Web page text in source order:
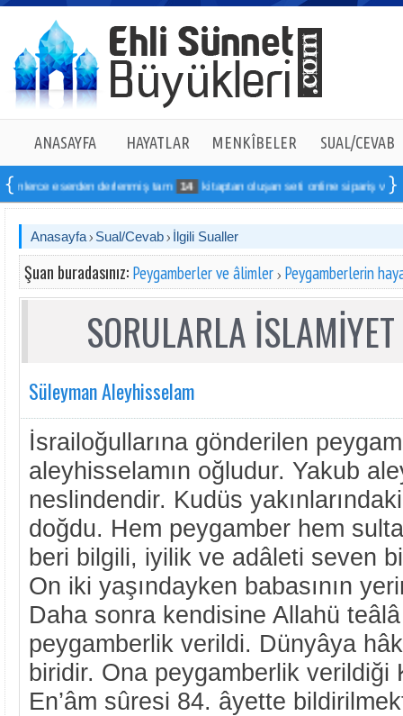
ANASAYFA HAYATLAR MENKÎBELER SUAL/CEVAB
derlenmiş tam 14 kitaptan oluşan seti online sipariş verebilirsiniz
Anasayfa Sual/Cevab İlgili Sualler
Şuan buradasınız: Peygamberler ve âlimler Peygamberlerin
SORULARLA
Süleyman Aleyhisselam
İsrailoğullarına gönderilen
aleyhisselamın oğludur. Yakub
neslindendir. Kudüs
doğdu. Hem peygamber hem
beri bilgili, iyilik ve adâleti seven
On iki yaşındayken babasının
Daha sonra kendisine Allahü
peygamberlik verildi. Dünyâya
biridir. Ona peygamberlik verildiği
En’âm sûresi 84. âyette